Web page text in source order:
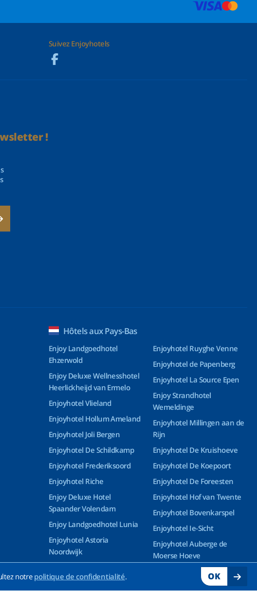
notre politique de confidentialité. OK
Suivez Enjoyhotels
!
Hôtels aux Pays-Bas
Enjoy Landgoedhotel
Ehzerwold
Enjoy Deluxe Wellnesshotel
Heerlickheijd van Ermelo
Enjoyhotel Vlieland
Enjoyhotel Hollum Ameland
Enjoyhotel Joli Bergen
Enjoyhotel De Schildkamp
Enjoyhotel Frederiksoord
Enjoyhotel Riche
Enjoy Deluxe Hotel
Spaander Volendam
Enjoy Landgoedhotel Lunia
Enjoyhotel Astoria
Noordwijk
Groningen
Enjoyhotel Ruyghe Venne
Enjoyhotel de Papenberg
Enjoyhotel La Source Epen
Enjoy Strandhotel
Wemeldinge
Enjoyhotel Millingen aan de
Rijn
Enjoyhotel De Kruishoeve
Enjoyhotel De Koepoort
Enjoyhotel De Foreesten
Enjoyhotel Hof van Twente
Enjoyhotel Bovenkarspel
Enjoyhotel Ie-Sicht
Enjoyhotel Auberge de
Moerse Hoeve